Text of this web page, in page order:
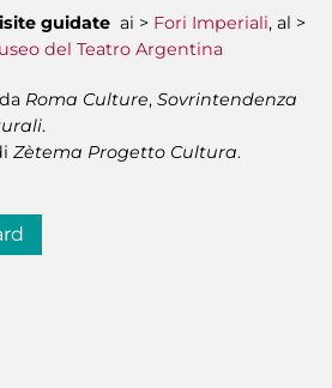
guidate ai > Fori Imperiali, al >
del Teatro Argentina
Roma Culture, Sovrintendenza
.
Zètema Progetto Cultura.